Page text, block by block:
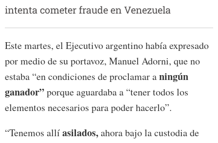
intenta cometer fraude en Venezuela
Este martes, el Ejecutivo argentino había expresado
por medio de su portavoz, Manuel Adorni, que no
estaba “en condiciones de proclamar aningún
ganador”porque aguardaba a “tener todos los
elementos necesarios para poder hacerlo”.
“Tenemos allíasilados,ahora bajo la custodia de